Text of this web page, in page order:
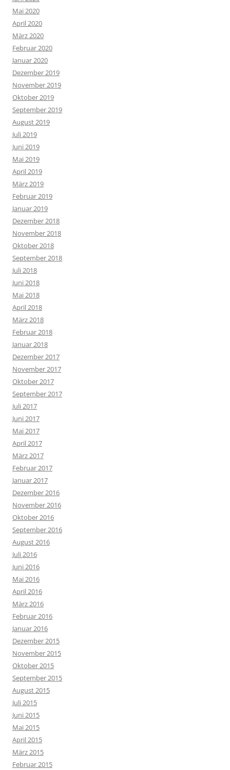
Mai 2020
April 2020
März 2020
Februar 2020
Januar 2020
Dezember 2019
November 2019
Oktober 2019
September 2019
August 2019
Juli 2019
Juni 2019
Mai 2019
April 2019
März 2019
Februar 2019
Januar 2019
Dezember 2018
November 2018
Oktober 2018
September 2018
Juli 2018
Juni 2018
Mai 2018
April 2018
März 2018
Februar 2018
Januar 2018
Dezember 2017
November 2017
Oktober 2017
September 2017
Juli 2017
Juni 2017
Mai 2017
April 2017
März 2017
Februar 2017
Januar 2017
Dezember 2016
November 2016
Oktober 2016
September 2016
August 2016
Juli 2016
Juni 2016
Mai 2016
April 2016
März 2016
Februar 2016
Januar 2016
Dezember 2015
November 2015
Oktober 2015
September 2015
August 2015
Juli 2015
Juni 2015
Mai 2015
April 2015
März 2015
Februar 2015